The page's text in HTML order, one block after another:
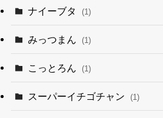
ナイーブタ (1)
みっつまん (1)
こっとろん (1)
スーパーイチゴチャン (1)